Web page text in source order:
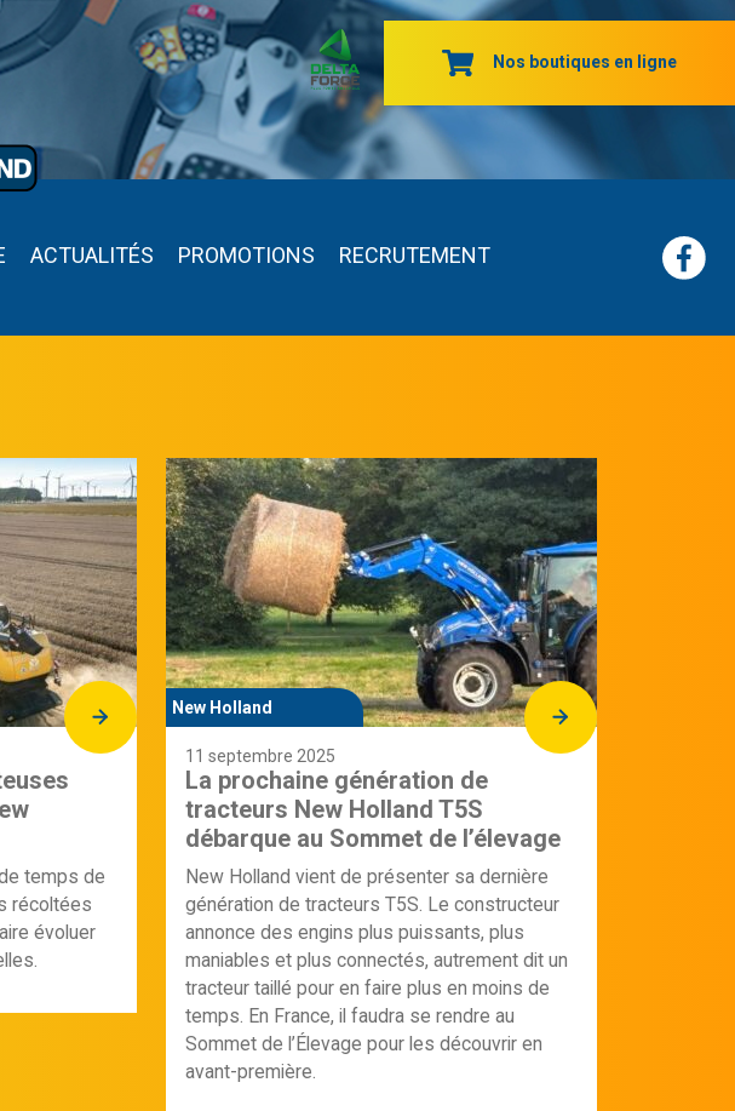
Nos boutiques en ligne
ACTUALITÉS PROMOTIONS RECRUTEMENT
temps de
récoltées
évoluer
New Holland
11 septembre 2025
La prochaine génération de
tracteurs New Holland T5S
débarque au Sommet de l’élevage
New Holland vient de présenter sa dernière
génération de tracteurs T5S. Le constructeur
annonce des engins plus puissants, plus
maniables et plus connectés, autrement dit un
tracteur taillé pour en faire plus en moins de
temps. En France, il faudra se rendre au
Sommet de l’Élevage pour les découvrir en
avant-première.